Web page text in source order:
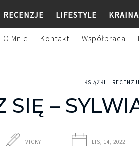
RECENZJE LIFESTYLE
O Mnie Kontakt Współpraca
KSIĄŻKI
SIĘ –
VICKY LIS, 14, 2022